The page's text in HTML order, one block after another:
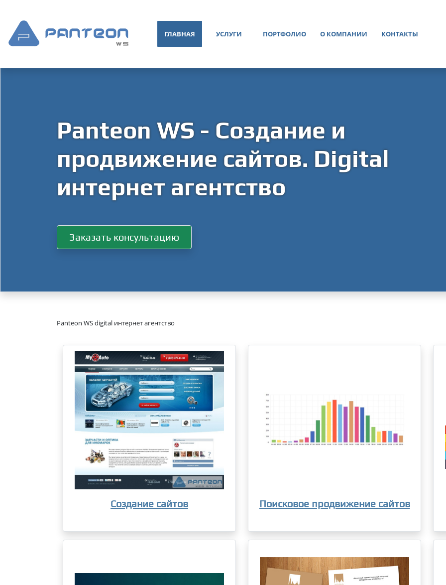
ГЛАВНАЯ УСЛУГИ ПОРТФОЛИО О КОМПАНИИ КОНТАКТЫ
Panteon WS - Создание и
продвижение сайтов. Digital
интернет агентство
Заказать консультацию
Panteon WS digital интернет агентство
Создание сайтов Поисковое продвижение сайтов